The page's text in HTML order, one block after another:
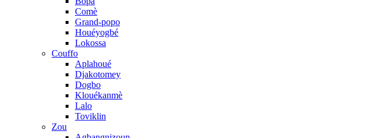
Comè
Grand-popo
Houéyogbé
Lokossa
Couffo
Aplahoué
Djakotomey
Dogbo
Klouékanmè
Lalo
Toviklin
Zou